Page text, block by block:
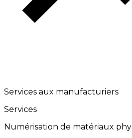
Services aux manufacturiers
Services
Numérisation de matériaux